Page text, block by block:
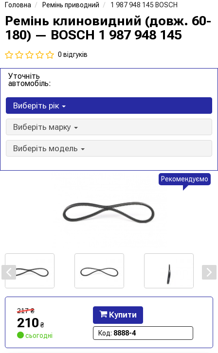
Головна Ремінь приводний 1 987 948 145 BOSCH
Ремінь клиновидний (довж. 60-
180) — BOSCH 1 987 948 145
0 відгуків
Уточніть
автомобіль:
Виберіть рік
Виберіть марку
Виберіть модель
Рекомендуємо
217 ₴
210 ₴
сьогодні
Купити
Код: 8888-4